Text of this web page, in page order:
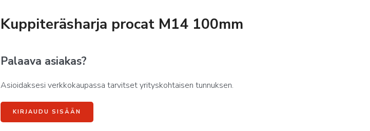
Kuppiteräsharja procat M14 100mm
Palaava asiakas?
Asioidaksesi verkkokaupassa tarvitset yrityskohtaisen tunnuksen.
KIRJAUDU SISÄÄN